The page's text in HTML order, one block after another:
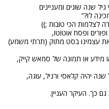
שנה שונים ומעניינים
לו?"
לצלמות הכי טובות ;))
ופסח אוטוטו,
עצמינו בסט מתוק (תרתי משמע)
מידע או תמונה של סמאש קייק,
יהיה קלאסי ורגיל, עוגה,
כך. העיקר העניין.